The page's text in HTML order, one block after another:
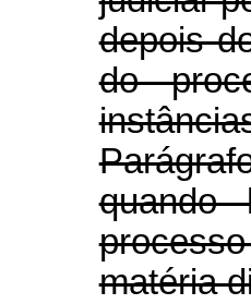
depois
do
quando
matéria